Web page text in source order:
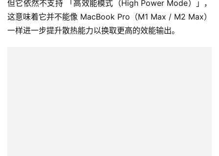
但它依然不支持 「高效能模式（High Power Mode）」，
这意味着它并不能像 MacBook Pro（M1 Max / M2 Max）
一样进一步提升散热能力以换取更高的效能输出。